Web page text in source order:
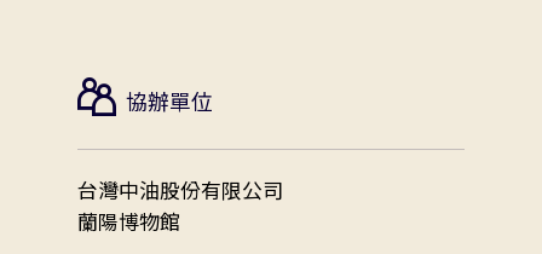
協辦單位
台灣中油股份有限公司
蘭陽博物館